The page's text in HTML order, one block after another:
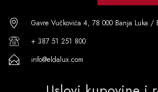
Gavre Vučkovića 4, 78 000 Banja Luka /
+ 387 51 251 800
info@eldalux.com